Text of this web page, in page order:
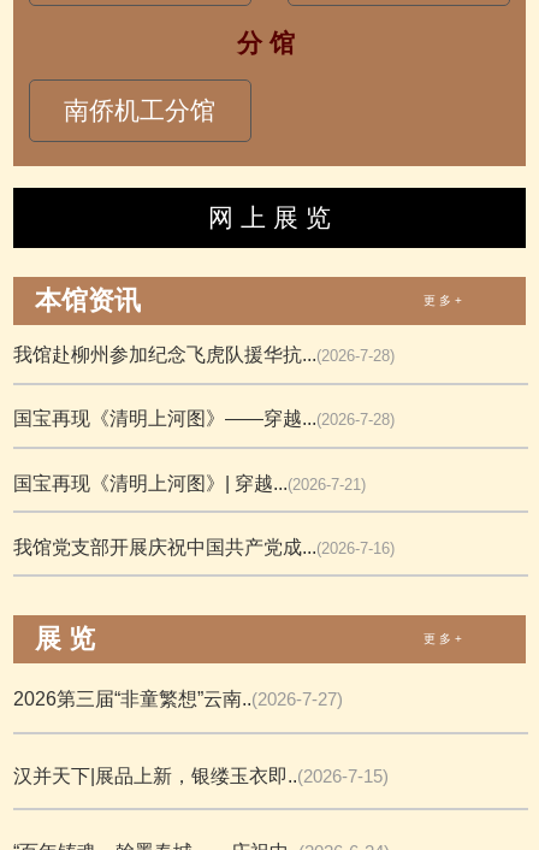
分 馆
南侨机工分馆
网 上 展 览
本馆资讯 更 多 +
我馆赴柳州参加纪念飞虎队援华抗...(2026-7-28)
国宝再现《清明上河图》——穿越...(2026-7-28)
国宝再现《清明上河图》| 穿越...(2026-7-21)
我馆党支部开展庆祝中国共产党成...(2026-7-16)
展 览 更 多 +
2026第三届“非童繁想”云南..(2026-7-27)
汉并天下|展品上新，银缕玉衣即..(2026-7-15)